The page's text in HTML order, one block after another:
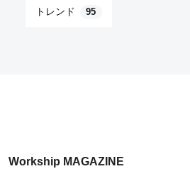
トレンド 95
Workship MAGAZINE